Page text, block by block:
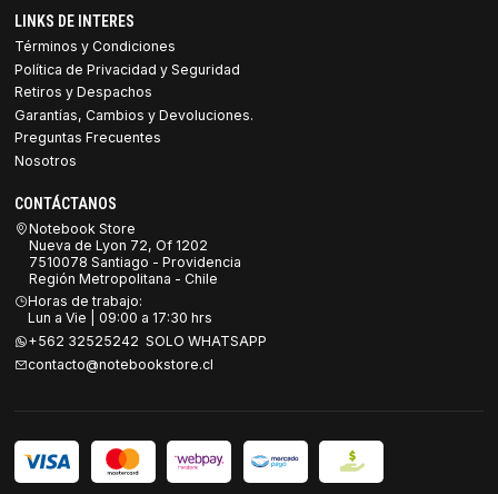
LINKS DE INTERES
Términos y Condiciones
Política de Privacidad y Seguridad
Retiros y Despachos
Garantías, Cambios y Devoluciones.
Preguntas Frecuentes
Nosotros
CONTÁCTANOS
Notebook Store
Nueva de Lyon 72, Of 1202
7510078 Santiago - Providencia
Región Metropolitana - Chile
Horas de trabajo:
Lun a Vie | 09:00 a 17:30 hrs
+562 32525242 SOLO WHATSAPP
contacto@notebookstore.cl